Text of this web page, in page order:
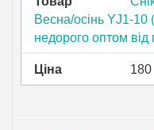
Весна/осінь YJ1-
недорого оптом
Ціна 180